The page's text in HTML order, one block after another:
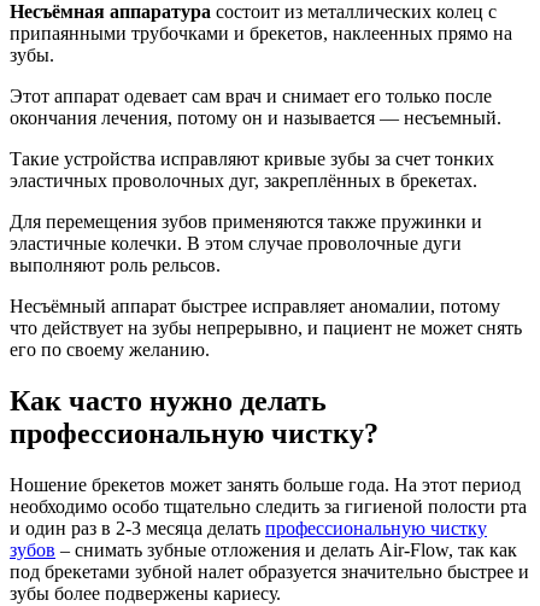
Несъёмная аппаратура состоит из металлических колец с
припаянными трубочками и брекетов, наклеенных прямо на
зубы.
Этот аппарат одевает сам врач и снимает его только после
окончания лечения, потому он и называется — несъемный.
Такие устройства исправляют кривые зубы за счет тонких
эластичных проволочных дуг, закреплённых в брекетах.
Для перемещения зубов применяются также пружинки и
эластичные колечки. В этом случае проволочные дуги
выполняют роль рельсов.
Несъёмный аппарат быстрее исправляет аномалии, потому
что действует на зубы непрерывно, и пациент не может снять
его по своему желанию.
Как часто нужно делать
профессиональную чистку?
Ношение брекетов может занять больше года. На этот период
необходимо особо тщательно следить за гигиеной полости рта
и один раз в 2-3 месяца делать профессиональную чистку
зубов – снимать зубные отложения и делать Air-Flow, так как
под брекетами зубной налет образуется значительно быстрее и
зубы более подвержены кариесу.